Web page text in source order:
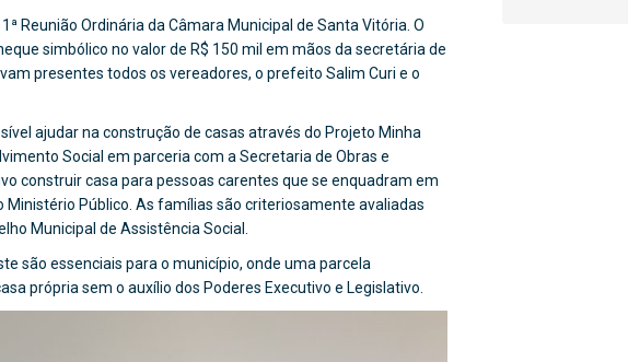
Reunião Ordinária da Câmara Municipal de Santa Vitória. O
simbólico no valor de R$ 150 mil em mãos da secretária de
presentes todos os vereadores, o prefeito Salim Curi e o
ajudar na construção de casas através do Projeto Minha
Social em parceria com a Secretaria de Obras e
construir casa para pessoas carentes que se enquadram em
Público. As famílias são criteriosamente avaliadas
Municipal de Assistência Social.
são essenciais para o município, onde uma parcela
própria sem o auxílio dos Poderes Executivo e Legislativo.